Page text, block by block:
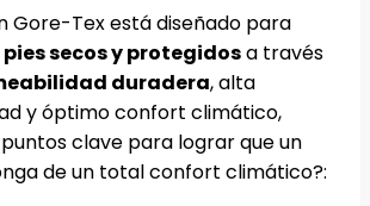
Gore-Tex está diseñado para
pies secos y protegidosa través
duradera, alta
y óptimo confort climático,
clave para lograr que un
de un total confort climático?: